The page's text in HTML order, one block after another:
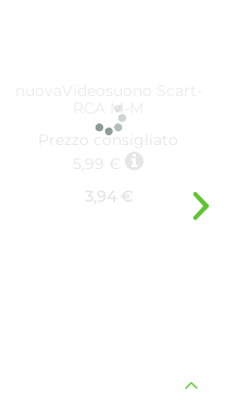
RCA M-M
Prezzo consigliato
5,99 €
3,94 €